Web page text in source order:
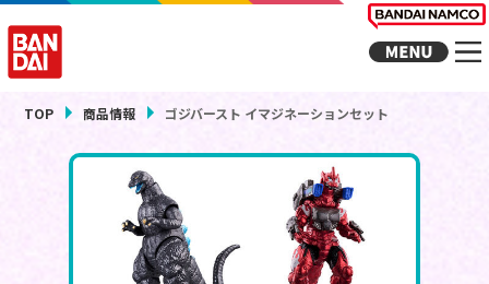
TOP 商品情報 ゴジバースト イマジネーションセット